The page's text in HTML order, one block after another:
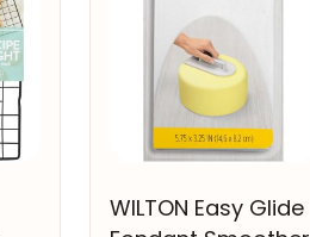
WILTON Easy Glide